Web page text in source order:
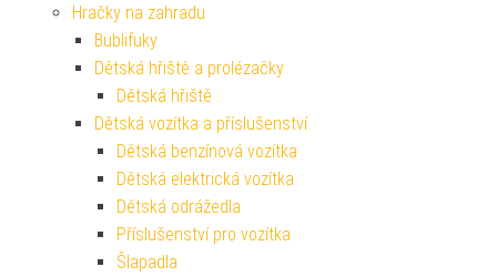
Hračky na zahradu
Bublifuky
Dětská hřiště a prolézačky
Dětská hřiště
Dětská vozítka a příslušenství
Dětská benzínová vozítka
Dětská elektrická vozítka
Dětská odrážedla
Příslušenství pro vozítka
Šlapadla